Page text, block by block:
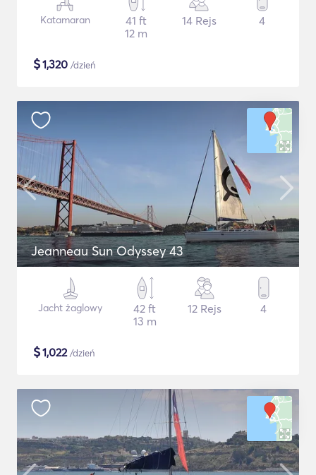
Katamaran
41 ft
12 m
14 Rejs 4
$1,320 /dzień
Jeanneau Sun Odyssey 43
Jacht żaglowy
42 ft
13 m
12 Rejs 4
$1,022/dzień